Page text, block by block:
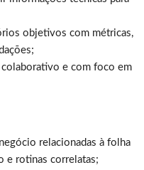
objetivos com métricas,
e com foco em
relacionadas à folha
e rotinas correlatas;